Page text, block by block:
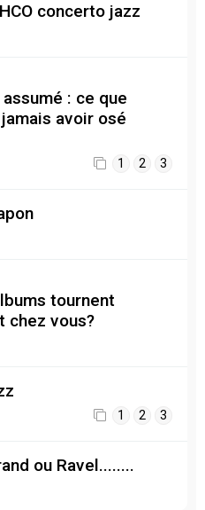
concerto jazz
: ce que
avoir osé
1 2 3
tournent
chez vous?
1 2 3
ou Ravel........